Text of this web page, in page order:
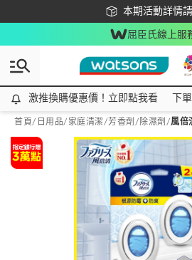
本期活動詳情
下載app最高回
屈臣氏線上服
激推換購優惠價！立即點我看
激推換購優惠價！立即點我看 下
首頁/ 日用品/ 家庭清潔/芳香劑/除濕劑 /風倍